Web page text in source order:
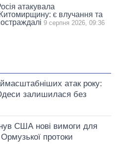
атакувала
є влучання та
9 серпня 2026, 09:36
атак року:
залишилася без
США нові вимоги для
Ормузької протоки